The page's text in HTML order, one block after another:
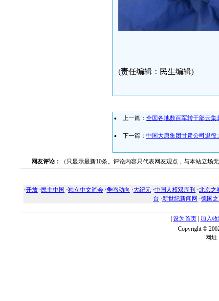
(责任编辑：民生编辑)
上一篇： 全国各地数百军转干部云集
下一篇： 中国大唐集团甘肃公司退
网友评论： （只显示最新10条。评论内容只代表网友观点，与本站立场
·开放 · 民主中国 ·独立中文笔会 ·争鸣动向 ·大纪元 ·中国人权双周刊 ·北京之
台 ·新世纪新闻网 ·德国
设为首页 加入
Copyright ©
网址